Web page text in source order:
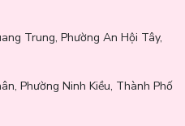
Trung, Phường An Hội Tây,
Phường Ninh Kiều, Thành Phố